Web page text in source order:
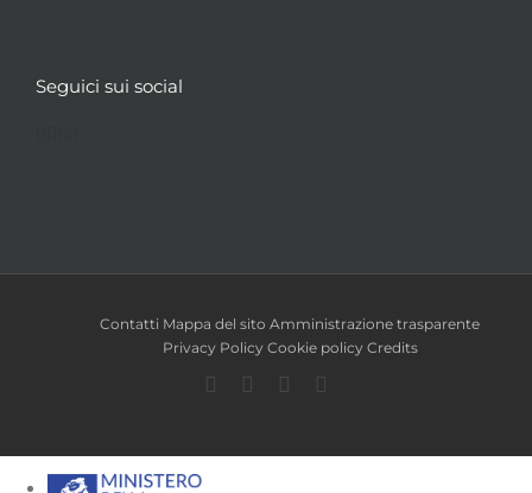
Seguici sui social
Contatti Mappa del sito Amministrazione trasparente
Privacy Policy Cookie policy Credits
Facebook
TwitterYouTube